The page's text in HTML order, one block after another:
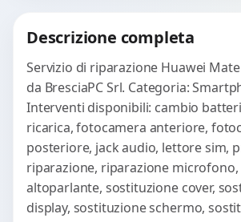
Descrizione completa
Servizio di riparazione Huawei
da BresciaPC Srl. Categoria:
Interventi disponibili: cambio
ricarica, fotocamera anteriore,
posteriore, jack audio, lettore sim,
riparazione, riparazione
altoparlante, sostituzione cover,
display, sostituzione schermo,